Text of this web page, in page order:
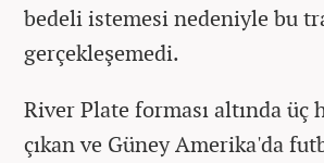
bedeli istemesi nedeniyle bu
gerçekleşemedi.
River Plate forması altında üç
çıkan ve Güney Amerika'da